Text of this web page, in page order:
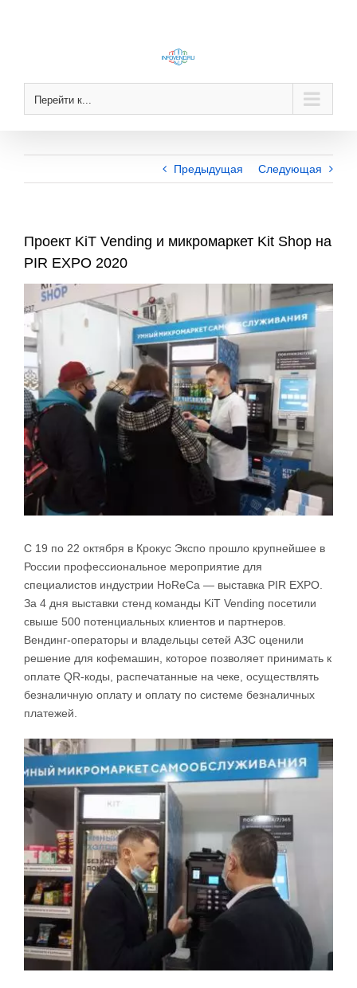
Перейти к...
Предыдущая Следующая
Проект KiT Vending и микромаркет Kit Shop на
PIR EXPO 2020
View
Larger
Image
С 19 по 22 октября в Крокус Экспо прошло крупнейшее в
России профессиональное мероприятие для
специалистов индустрии HoReCa — выставка PIR EXPO.
За 4 дня выставки стенд команды KiT Vending посетили
свыше 500 потенциальных клиентов и партнеров.
Вендинг-операторы и владельцы сетей АЗС оценили
решение для кофемашин, которое позволяет принимать к
оплате QR-коды, распечатанные на чеке, осуществлять
безналичную оплату и оплату по системе безналичных
платежей.